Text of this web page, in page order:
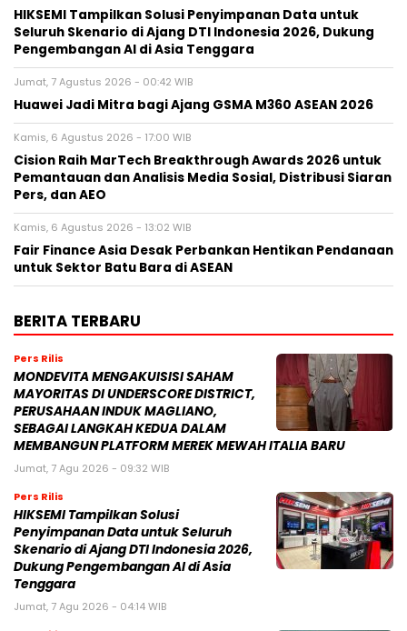
HIKSEMI Tampilkan Solusi Penyimpanan Data untuk
Seluruh Skenario di Ajang DTI Indonesia 2026, Dukung
Pengembangan AI di Asia Tenggara
Jumat, 7 Agustus 2026 - 00:42 WIB
Huawei Jadi Mitra bagi Ajang GSMA M360 ASEAN 2026
Kamis, 6 Agustus 2026 - 17:00 WIB
Cision Raih MarTech Breakthrough Awards 2026 untuk
Pemantauan dan Analisis Media Sosial, Distribusi Siaran
Pers, dan AEO
Kamis, 6 Agustus 2026 - 13:02 WIB
Fair Finance Asia Desak Perbankan Hentikan Pendanaan
untuk Sektor Batu Bara di ASEAN
BERITA TERBARU
Pers Rilis
MONDEVITA MENGAKUISISI SAHAM
MAYORITAS DI UNDERSCORE DISTRICT,
PERUSAHAAN INDUK MAGLIANO,
SEBAGAI LANGKAH KEDUA DALAM
MEMBANGUN PLATFORM MEREK MEWAH ITALIA BARU
Jumat, 7 Agu 2026 - 09:32 WIB
Pers Rilis
HIKSEMI Tampilkan Solusi
Penyimpanan Data untuk Seluruh
Skenario di Ajang DTI Indonesia 2026,
Dukung Pengembangan AI di Asia
Tenggara
Jumat, 7 Agu 2026 - 04:14 WIB